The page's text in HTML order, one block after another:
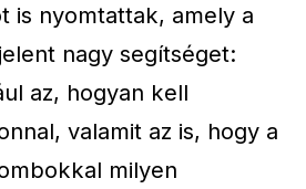
is nyomtattak, amely a
nagy segítséget:
az, hogyan kell
valamit az is, hogy a
milyen